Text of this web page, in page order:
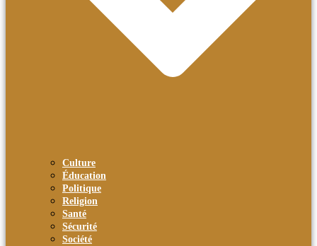
Culture
Éducation
Politique
Religion
Santé
Sécurité
Société